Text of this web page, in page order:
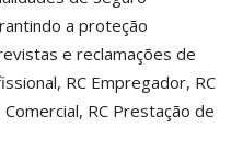
a proteção
e reclamações de
RC Empregador, RC
RC Prestação de